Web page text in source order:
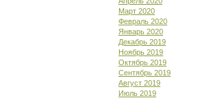
Март 2020
Февраль 2020
Январь 2020
Декабрь 2019
Ноябрь 2019
Октябрь 2019
Сентябрь 2019
Август 2019
Июль 2019